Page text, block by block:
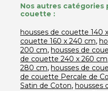
Nos autres catégories
couette :
housses de couette 140
couette 160 x 240 cm,
200 cm, housses de
de couette 240 x 260 cm
280 cm, housses de
de couette Percale de
Satin de Coton, housses